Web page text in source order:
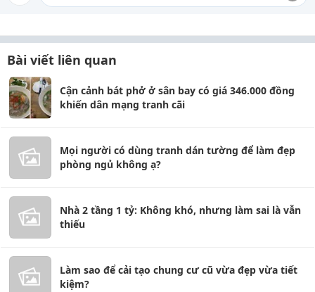
Bài viết liên quan
Cận cảnh bát phở ở sân bay có giá 346.000 đồng
khiến dân mạng tranh cãi
Mọi người có dùng tranh dán tường để làm đẹp
phòng ngủ không ạ?
Nhà 2 tầng 1 tỷ: Không khó, nhưng làm sai là vẫn
thiếu
Làm sao để cải tạo chung cư cũ vừa đẹp vừa tiết
kiệm?